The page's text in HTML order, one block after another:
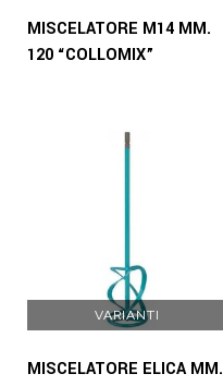
MISCELATORE M14 MM.
120 “COLLOMIX”
VARIANTI
MISCELATORE ELICA MM.